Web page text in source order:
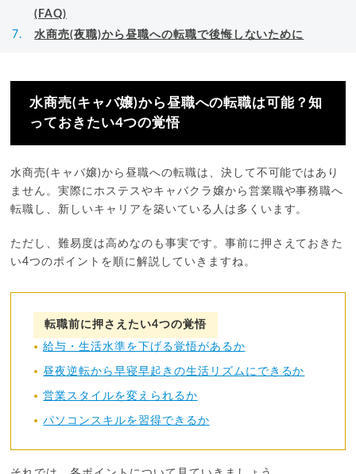
(FAQ)
水商売(夜職)から昼職への転職で後悔しないために
水商売(キャバ嬢)から昼職への転職は可能？知
っておきたい4つの覚悟
水商売(キャバ嬢)から昼職への転職は、決して不可能ではあり
ません。実際にホステスやキャバクラ嬢から営業職や事務職へ
転職し、新しいキャリアを築いている人は多くいます。
ただし、難易度は高めなのも事実です。事前に押さえておきた
い4つのポイントを順に解説していきますね。
転職前に押さえたい4つの覚悟
給与・生活水準を下げる覚悟があるか
昼夜逆転から早寝早起きの生活リズムにできるか
営業スタイルを変えられるか
パソコンスキルを習得できるか